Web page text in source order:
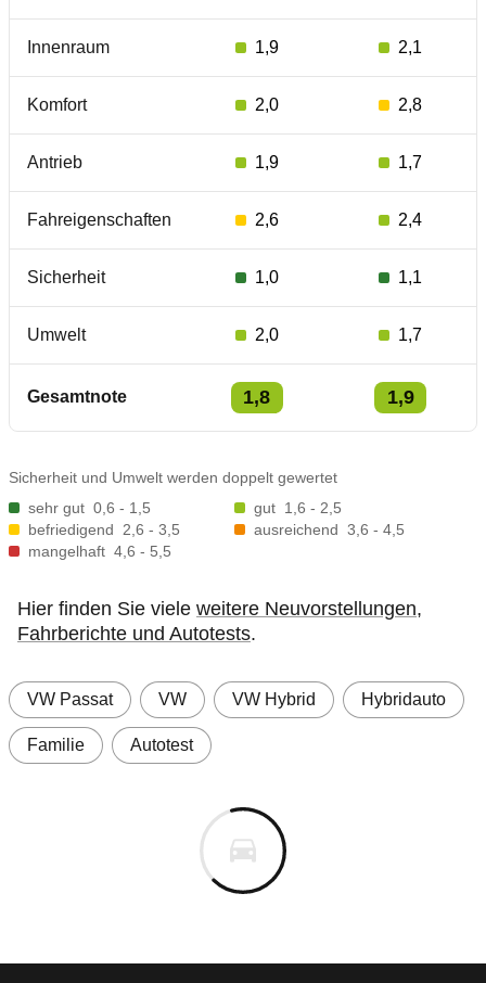
Innenraum 1,9 2,1
Komfort 2,0 2,8
Antrieb 1,9 1,7
Fahreigenschaften 2,6 2,4
Sicherheit 1,0 1,1
Umwelt 2,0 1,7
Gesamtnote 1,8 1,9
Sicherheit und Umwelt werden doppelt gewertet
sehr gut 0,6 - 1,5 gut 1,6 - 2,5
befriedigend
2,6 - 3,5 ausreichend 3,6 - 4,5
mangelhaft 4,6 - 5,5
Hier finden Sie viele weitere Neuvorstellungen,
Fahrberichte und Autotests.
VW Passat VW VW Hybrid Hybridauto
Familie Autotest